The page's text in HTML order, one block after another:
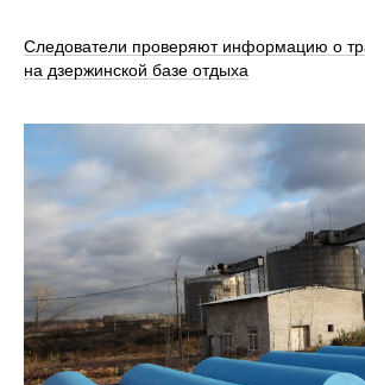
Следователи проверяют информацию о
на дзержинской базе отдыха